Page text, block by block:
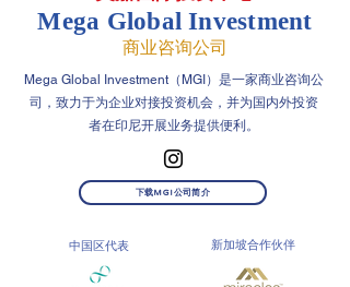
Mega Global Investment
商业咨询公司
Mega Global Investment（MGI）是一家商业咨询公
司，致力于为企业对接投资机会，并为国内外投资
者在印尼开展业务提供便利。
下载MGI公司简介
中国区代表 新加坡合作伙伴